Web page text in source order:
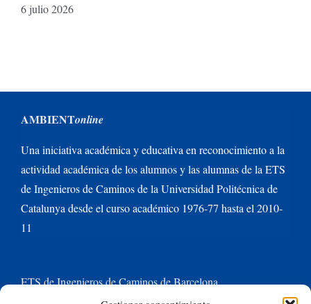
6 julio 2026
AMBIENTonline
Una iniciativa académica y educativa en reconocimiento a la
actividad académica de los alumnos y las alumnas de la ETS
de Ingenieros de Caminos de la Universidad Politécnica de
Catalunya desde el curso académico 1976-77 hasta el 2010-
11
ETS de Ingenieros de Caminos de Barcelona